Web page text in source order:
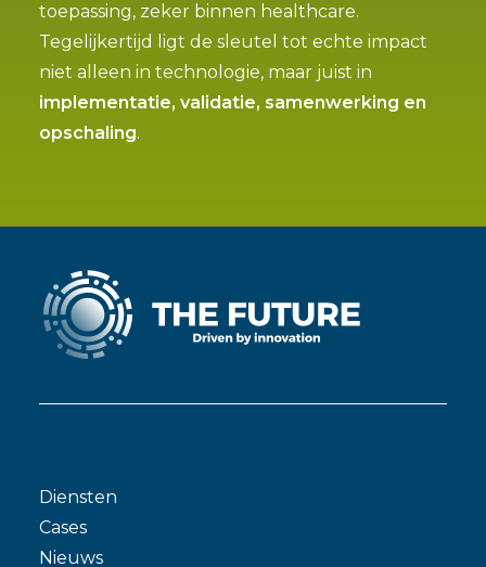
toepassing, zeker binnen healthcare.
Tegelijkertijd ligt de sleutel tot echte impact
niet alleen in technologie, maar juist in
implementatie, validatie, samenwerking en
opschaling.
Diensten
Cases
Nieuws